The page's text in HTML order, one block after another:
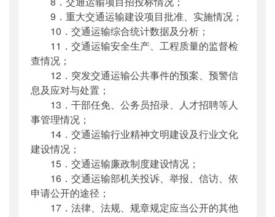
9．重大交通运输建设项目批准、实施情况；
10．交通运输综合统计数据及分析；
11．交通运输安全生产、工程质量的监督检
查情况；
12．突发交通运输公共事件的预案、预警信
息及应对与处置；
13．干部任免、公务员招录、人才招聘等人
事管理情况；
14．交通运输行业精神文明建设及行业文化
建设情况；
15．交通运输廉政制度建设情况；
16．交通运输部机关投诉、举报、信访、依
申请公开的途径；
17．法律、法规、规章规定应当公开的其他